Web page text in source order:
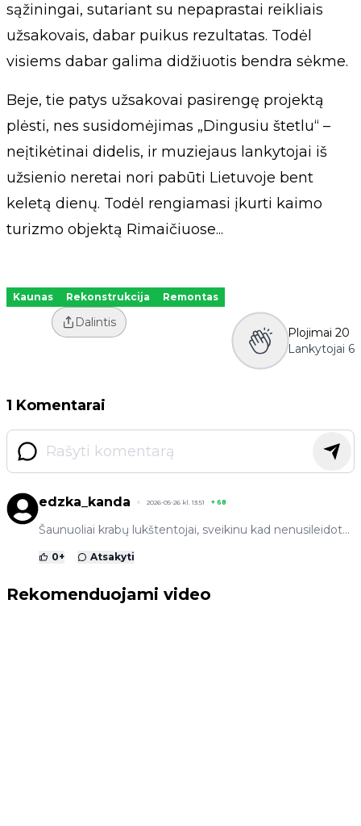
sąžiningai, sutariant su nepaprastai reikliais
užsakovais, dabar puikus rezultatas. Todėl
visiems dabar galima didžiuotis bendra sėkme.
Beje, tie patys užsakovai pasirengę projektą
plėsti, nes susidomėjimas „Dingusiu štetlu“ –
neįtikėtinai didelis, ir muziejaus lankytojai iš
užsienio neretai nori pabūti Lietuvoje bent
keletą dienų. Todėl rengiamasi įkurti kaimo
turizmo objektą Rimaičiuose...
Kaunas Rekonstrukcija Remontas
Dalintis
Plojimai 20
Lankytojai 6
1 Komentarai
edzka_kanda 2026-05-26 kl. 13:51 + 68
Šaunuoliai krabų lukštentojai, sveikinu kad nenusileidot...
0+ Atsakyti
Rekomenduojami video